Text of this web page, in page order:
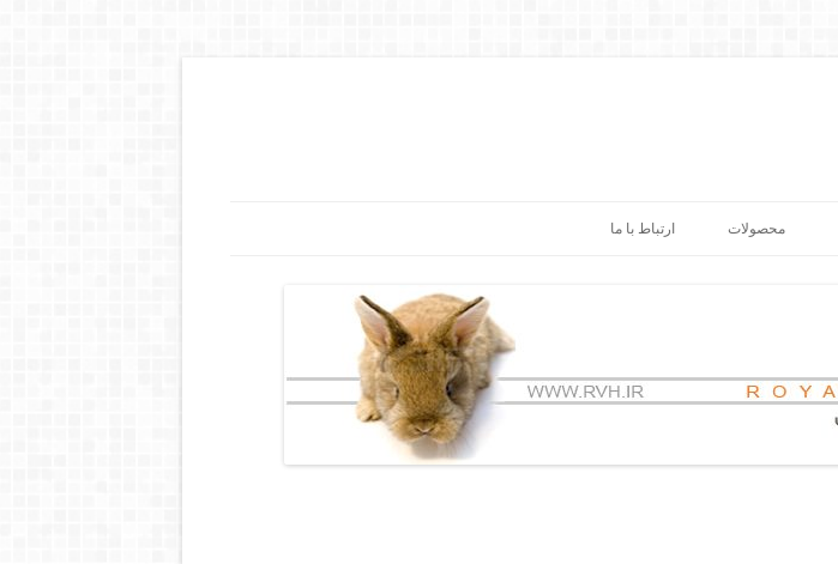
نوشته‌ها
محصولات
اپلیکیشن کاتالوگ سگ ها
ارتباط با ما